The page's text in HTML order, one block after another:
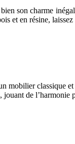
son charme
et en résine,
mobilier classique
jouant de l’harmonie